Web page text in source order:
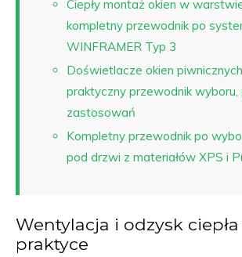
Ciepły montaż okien w
kompletny przewodnik po
WINFRAMER Typ 3
Doświetlacze okien
praktyczny przewodnik
zastosowań
Kompletny przewodnik po
pod drzwi z materiałów XPS i
Wentylacja i odzysk
praktyce